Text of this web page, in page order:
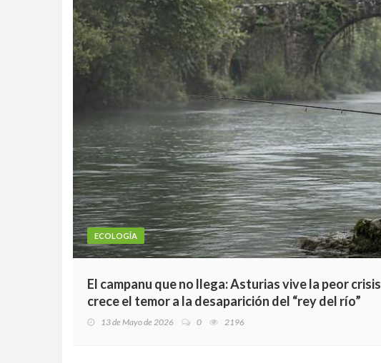
ECOLOGÍA
El campanu que no llega: Asturias vive la peor
crece el temor a la desaparición del “rey del río”
13 de Mayo de 2026 0 2196